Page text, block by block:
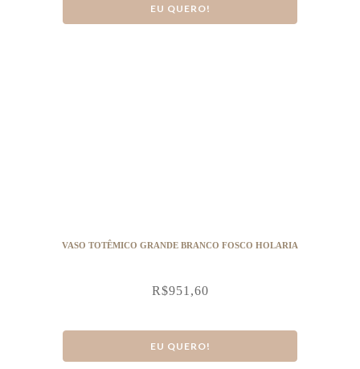
EU QUERO!
VASO TOTÊMICO GRANDE BRANCO FOSCO HOLARIA
R$951,60
EU QUERO!